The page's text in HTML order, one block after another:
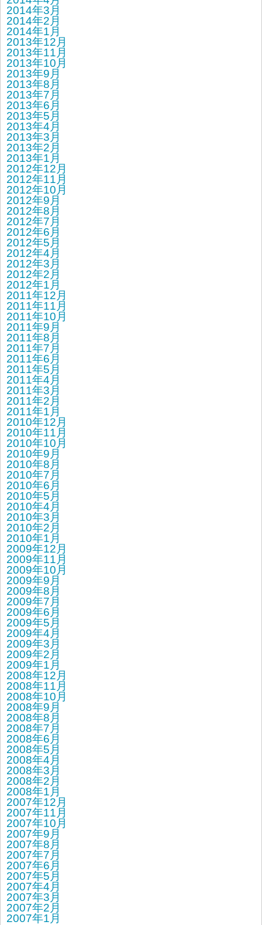
2014年3月
2014年2月
2014年1月
2013年12月
2013年11月
2013年10月
2013年9月
2013年8月
2013年7月
2013年6月
2013年5月
2013年4月
2013年3月
2013年2月
2013年1月
2012年12月
2012年11月
2012年10月
2012年9月
2012年8月
2012年7月
2012年6月
2012年5月
2012年4月
2012年3月
2012年2月
2012年1月
2011年12月
2011年11月
2011年10月
2011年9月
2011年8月
2011年7月
2011年6月
2011年5月
2011年4月
2011年3月
2011年2月
2011年1月
2010年12月
2010年11月
2010年10月
2010年9月
2010年8月
2010年7月
2010年6月
2010年5月
2010年4月
2010年3月
2010年2月
2010年1月
2009年12月
2009年11月
2009年10月
2009年9月
2009年8月
2009年7月
2009年6月
2009年5月
2009年4月
2009年3月
2009年2月
2009年1月
2008年12月
2008年11月
2008年10月
2008年9月
2008年8月
2008年7月
2008年6月
2008年5月
2008年4月
2008年3月
2008年2月
2008年1月
2007年12月
2007年11月
2007年10月
2007年9月
2007年8月
2007年7月
2007年6月
2007年5月
2007年4月
2007年3月
2007年2月
2007年1月